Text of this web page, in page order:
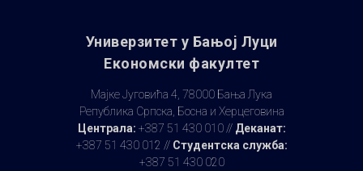
Универзитет у Бањoj Луци
Економски факултет
Мајке Југовића 4, 78000 Бања Лука
Република Српска, Босна и Херцеговина
Централа: +387 51 430 010 // Деканат:
+387 51 430 012 // Студентска служба:
+387 51 430 020